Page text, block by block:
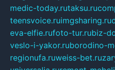
medic-today.rutaksu.ru
teensvoice.ruimgsharing.ru
eva-elfie.rufoto-tur.rubiz-
veslo-i-yakor.ruborodino-
regionufa.ruweiss-bet.ru